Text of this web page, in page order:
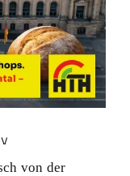
von der